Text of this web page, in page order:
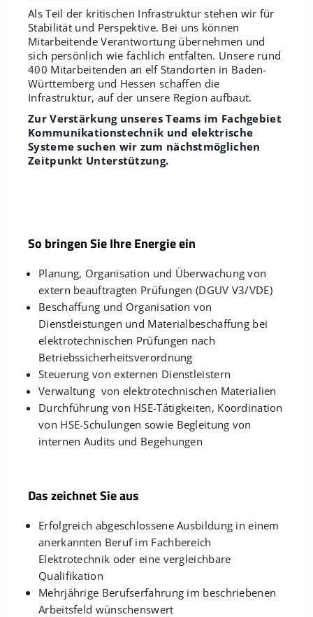
Als Teil der kritischen Infrastruktur stehen wir für
Stabilität und Perspektive. Bei uns können
Mitarbeitende Verantwortung übernehmen und
sich persönlich wie fachlich entfalten. Unsere rund
400 Mitarbeitenden an elf Standorten in Baden-
Württemberg und Hessen schaffen die
Infrastruktur, auf der unsere Region aufbaut.
Zur Verstärkung unseres Teams im Fachgebiet
Kommunikationstechnik und elektrische
Systeme suchen wir zum nächstmöglichen
Zeitpunkt Unterstützung.
So bringen Sie Ihre Energie ein
Planung, Organisation und Überwachung von
extern beauftragten Prüfungen (DGUV V3/VDE)
Beschaffung und Organisation von
Dienstleistungen und Materialbeschaffung bei
elektrotechnischen Prüfungen nach
Betriebssicherheitsverordnung
Steuerung von externen Dienstleistern
Verwaltung von elektrotechnischen Materialien
Durchführung von HSE-Tätigkeiten, Koordination
von HSE-Schulungen sowie Begleitung von
internen Audits und Begehungen
Das zeichnet Sie aus
Erfolgreich abgeschlossene Ausbildung in einem
anerkannten Beruf im Fachbereich
Elektrotechnik oder eine vergleichbare
Qualifikation
Mehrjährige Berufserfahrung im beschriebenen
Arbeitsfeld wünschenswert